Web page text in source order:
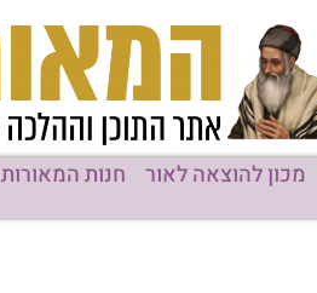
מכון להוצאה לאור חנות המאורות